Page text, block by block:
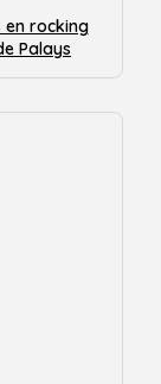
en rocking
Palays